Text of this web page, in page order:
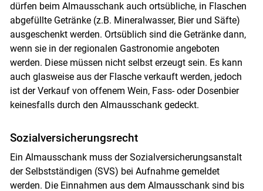
dürfen beim Almausschank auch ortsübliche, in Flaschen
abgefüllte Getränke (z.B. Mineralwasser, Bier und Säfte)
ausgeschenkt werden. Ortsüblich sind die Getränke dann,
wenn sie in der regionalen Gastronomie angeboten
werden. Diese müssen nicht selbst erzeugt sein. Es kann
auch glasweise aus der Flasche verkauft werden, jedoch
ist der Verkauf von offenem Wein, Fass- oder Dosenbier
keinesfalls durch den Almausschank gedeckt.
Sozialversicherungsrecht
Ein Almausschank muss der Sozialversicherungsanstalt
der Selbstständigen (SVS) bei Aufnahme gemeldet
werden. Die Einnahmen aus dem Almausschank sind bis